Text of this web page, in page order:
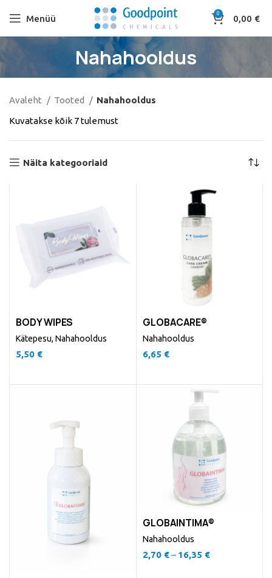
Menüü 0 0,00 €
Nahahooldus
Avaleht Tooted
Nahahooldus
Kuvatakse kõik 7 tulemust
Näita kategooriaid
BODY WIPES
Kätepesu, Nahahooldus
5,50 €
GLOBACARE®
Nahahooldus
6,65 €
GLOBAINTIMA®
Nahahooldus
2,70 € – 16,35 €